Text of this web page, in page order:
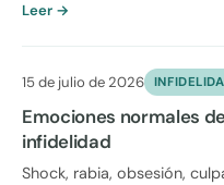
Leer →
15 de julio de 2026
Emociones normales
infidelidad
Shock, rabia, obsesión,